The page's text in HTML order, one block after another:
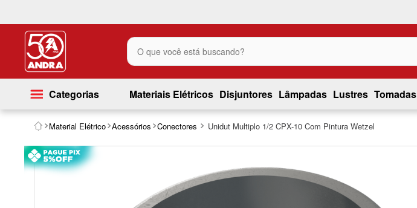
O que você está buscando?
Categorias Materiais Elétricos Disjuntores Lâmpadas Lustres Tomadas
Material Elétrico Acessórios Conectores Unidut Multiplo 1/2 CPX-10 Com Pintura Wetzel